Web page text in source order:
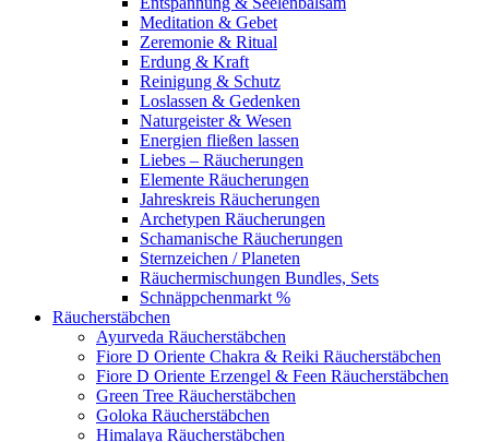
Meditation & Gebet
Zeremonie & Ritual
Erdung & Kraft
Reinigung & Schutz
Loslassen & Gedenken
Naturgeister & Wesen
Energien fließen lassen
Liebes – Räucherungen
Elemente Räucherungen
Jahreskreis Räucherungen
Archetypen Räucherungen
Schamanische Räucherungen
Sternzeichen / Planeten
Räuchermischungen Bundles, Sets
Schnäppchenmarkt %
Räucherstäbchen
Ayurveda Räucherstäbchen
Fiore D Oriente Chakra & Reiki Räucherstäbchen
Fiore D Oriente Erzengel & Feen Räucherstäbchen
Green Tree Räucherstäbchen
Goloka Räucherstäbchen
Himalaya Räucherstäbchen